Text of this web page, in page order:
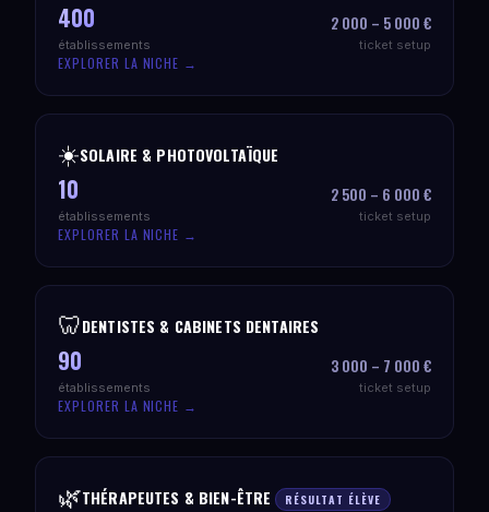
400
établissements
2 000 – 5 000 €
ticket setup
EXPLORER LA NICHE →
☀️SOLAIRE & PHOTOVOLTAÏQUE
10
établissements
2 500 – 6 000 €
ticket setup
EXPLORER LA NICHE →
🦷DENTISTES & CABINETS DENTAIRES
90
établissements
3 000 – 7 000 €
ticket setup
EXPLORER LA NICHE →
🌿THÉRAPEUTES & BIEN-ÊTRE RÉSULTAT ÉLÈVE